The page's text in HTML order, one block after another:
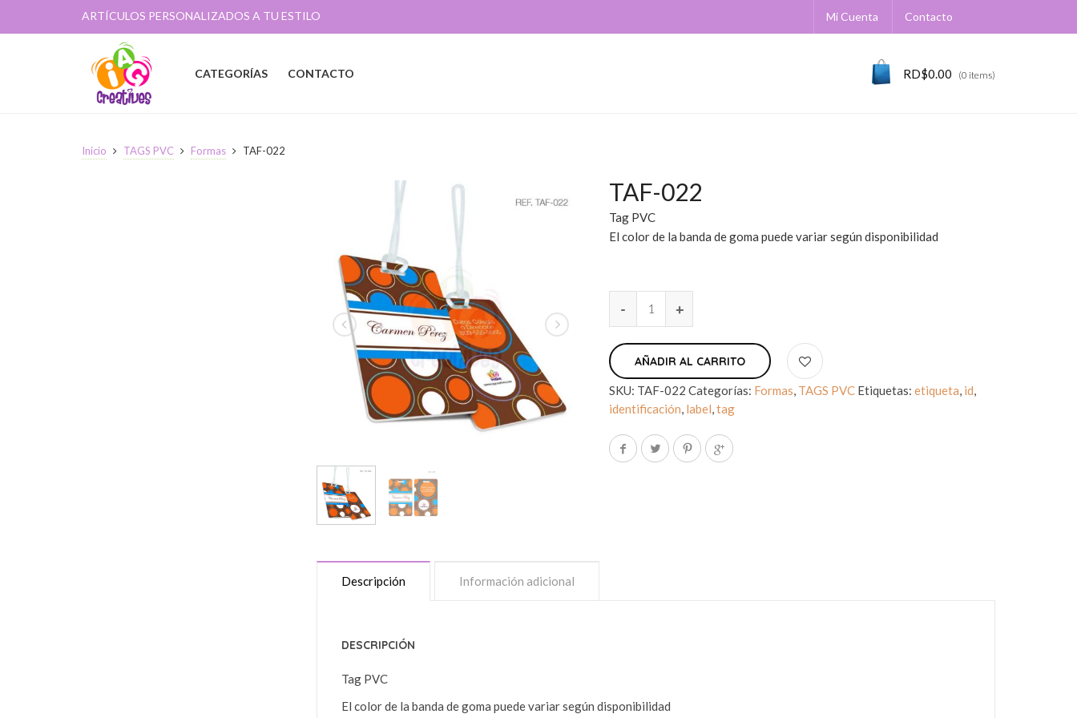
ARTÍCULOS PERSONALIZADOS A TU ESTILO Mi Cuenta Contacto
RD$0.00 (0 items)
CATEGORÍAS CONTACTO
Inicio TAGS PVC Formas TAF-022
TAF-022
Tag PVC
El color de la banda de goma puede variar según disponibilidad
AÑADIR AL CARRITO
SKU: TAF-022 Categorías: Formas, TAGS PVC Etiquetas:etiqueta, id,
identificación, label,tag
Descripción Información adicional
DESCRIPCIÓN
Tag PVC
El color de la banda de goma puede variar según disponibilidad